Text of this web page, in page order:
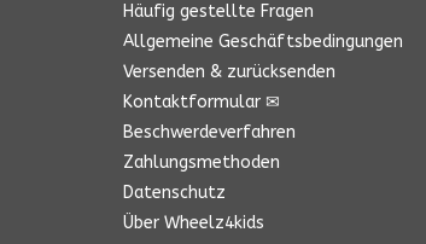
Häufig gestellte Fragen
Allgemeine Geschäftsbedingungen
Versenden & zurücksenden
Kontaktformular ✉
Beschwerdeverfahren
Zahlungsmethoden
Datenschutz
Über Wheelz4kids